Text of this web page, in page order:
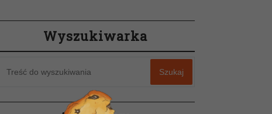
Wyszukiwarka
Szukaj